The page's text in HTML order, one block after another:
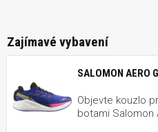
Zajímavé vybavení
SALOMON AERO
Objevte kouzlo
botami Salomon